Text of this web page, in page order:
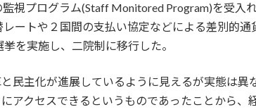
視プログラム(Staff Monitored Program)を受
ートや２国間の支払い協定などによる差別的
を実施し、二院制に移行した。
民主化が進展しているように見えるが実態は
アクセスできるというものであったことから